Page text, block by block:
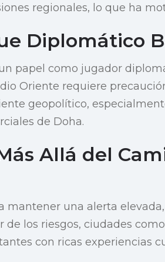
regionales, lo que ha
Diplomático
papel como jugador
Oriente requiere
geopolítico,
de Doha.
Allá del
mantener una alerta
de los riesgos, ciudades
con ricas experiencias